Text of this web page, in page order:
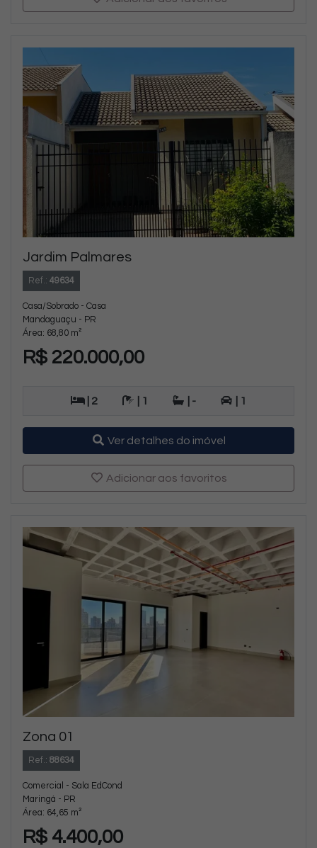
Jardim Palmares
Ref.: 49634
Casa/Sobrado - Casa
Mandaguaçu - PR
Área: 68,80 m²
R$ 220.000,00
| 2 | 1 | - | 1
Ver detalhes do imóvel
Adicionar aos favoritos
Zona 01
Ref.: 88634
Comercial - Sala EdCond
Maringá - PR
Área: 64,65 m²
R$ 4.400,00